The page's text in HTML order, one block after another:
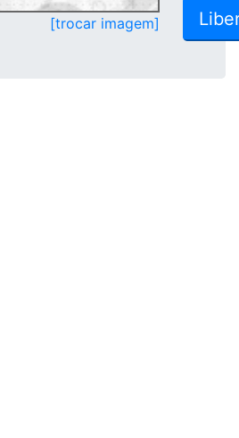
[trocar imagem]